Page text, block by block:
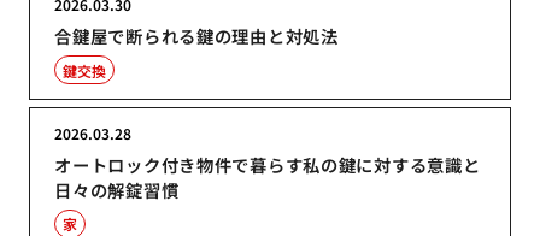
合鍵屋で断られる鍵の理由と対処法
2026.03.30
鍵交換
オートロック付き物件で暮らす私の鍵に対する意識と
日々の解錠習慣
2026.03.28
家